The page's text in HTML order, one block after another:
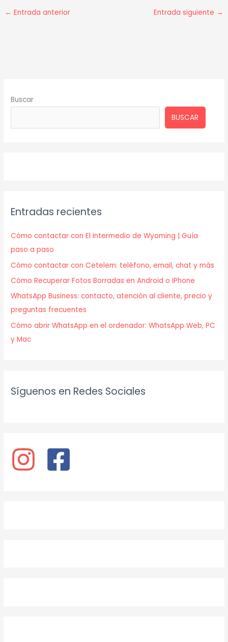
← Entrada anterior Entrada siguiente →
Buscar
BUSCAR
Entradas recientes
Cómo contactar con El Intermedio de Wyoming | Guía
paso a paso
Cómo contactar con Cetelem: teléfono, email, chat y más
Cómo Recuperar Fotos Borradas en Android o iPhone
WhatsApp Business: contacto, atención al cliente, precio y
preguntas frecuentes
Cómo abrir WhatsApp en el ordenador: WhatsApp Web, PC
y Mac
Síguenos en Redes Sociales